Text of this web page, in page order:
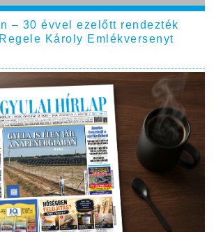
– 30 évvel ezelőtt rendezték
Károly Emlékversenyt